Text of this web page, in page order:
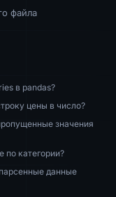
файла
в pandas?
цены в число?
значения
по категории?
данные